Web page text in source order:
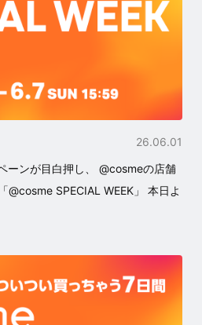
26.06.01
ーンが目白押し、 @cosmeの店舗
@cosme SPECIAL WEEK」 本日よ